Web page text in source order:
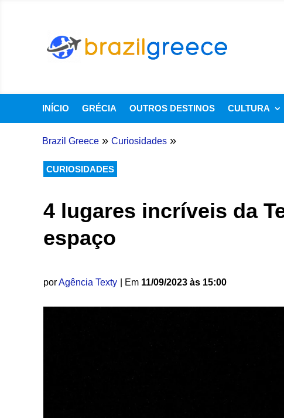
INÍCIO GRÉCIA OUTROS DESTINOS CULTURA
Brazil Greece » Curiosidades »
CURIOSIDADES
4 lugares incríveis da
espaço
porAgência Texty | Em 11/09/2023 às 15:00